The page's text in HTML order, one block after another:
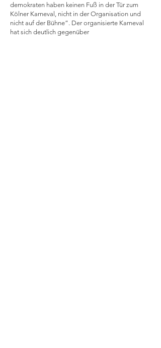
demokraten haben keinen Fuß in der Tür zum
Kölner Karneval, nicht in der Organisation und
nicht auf der Bühne“. Der organisierte Karneval
hat sich deutlich gegenüber